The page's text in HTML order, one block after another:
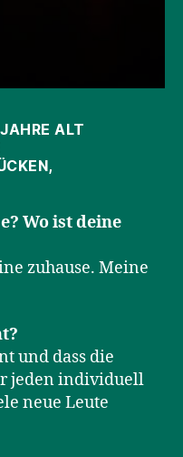
ALT
Wo ist deine
zuhause. Meine
und dass die
jeden individuell
neue Leute